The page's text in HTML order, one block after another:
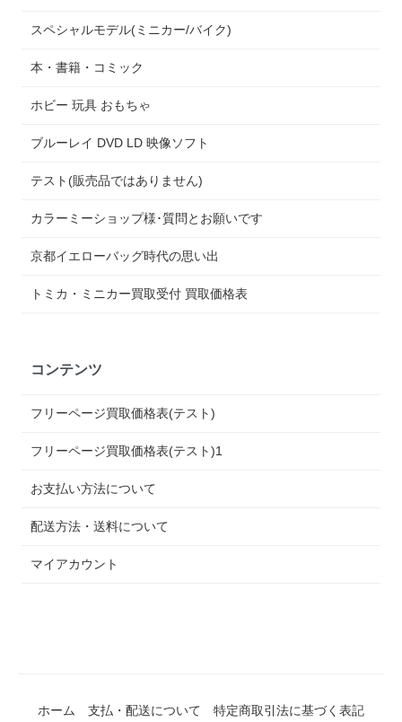
スペシャルモデル(ミニカー/バイク)
本・書籍・コミック
ホビー 玩具 おもちゃ
ブルーレイ DVD LD 映像ソフト
テスト(販売品ではありません)
カラーミーショップ様･質問とお願いです
京都イエローバッグ時代の思い出
トミカ・ミニカー買取受付 買取価格表
コンテンツ
フリーページ買取価格表(テスト)
フリーページ買取価格表(テスト)1
お支払い方法について
配送方法・送料について
マイアカウント
ホーム 支払・配送について
特定商取引法に基づく表記